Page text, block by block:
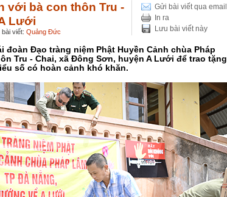
Gửi bài viết qua email
In ra
Lưu bài viết này
với bà con thôn Tru -
Lưới
viết: Quảng Đức
đoàn Đạo tràng niệm Phật Huyền Cảnh chùa Pháp
Tru - Chai, xã Đông Sơn, huyện A Lưới để trao tặng
số có hoàn cảnh khó khăn.